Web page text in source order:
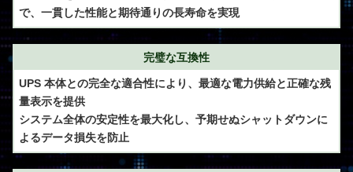
で、一貫した性能と期待通りの長寿命を実現
完璧な互換性
UPS 本体との完全な適合性により、最適な電力供給と正確な残
量表示を提供
システム全体の安定性を最大化し、予期せぬシャットダウンに
よるデータ損失を防止